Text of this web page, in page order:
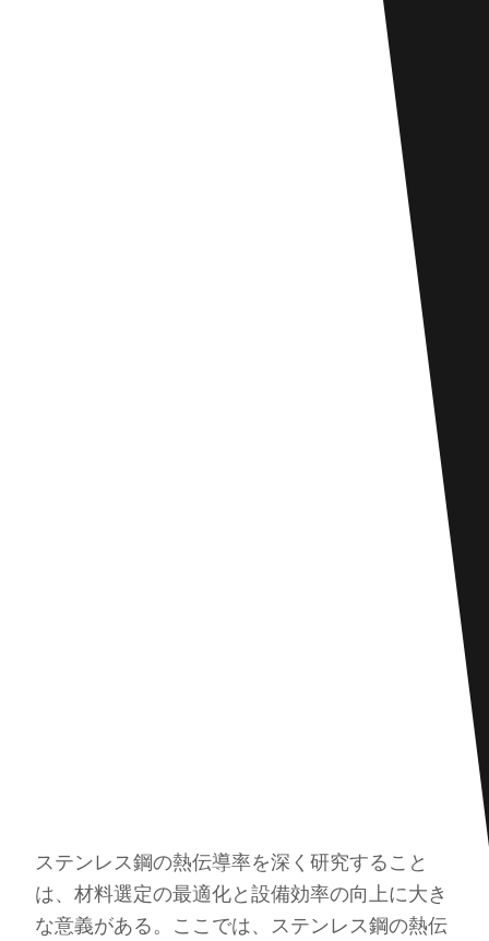
ステンレス鋼の熱伝導率を深く研究すること
は、材料選定の最適化と設備効率の向上に大き
な意義がある。ここでは、ステンレス鋼の熱伝